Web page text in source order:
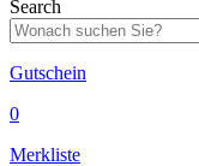
Search
Gutschein
0
Merkliste